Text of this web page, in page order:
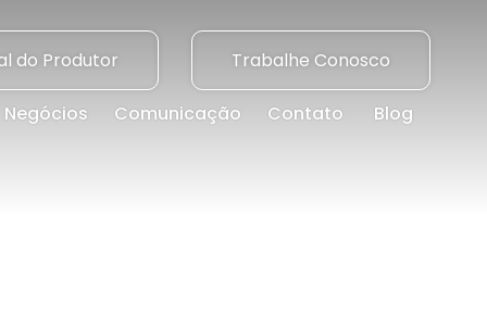
do Produtor Trabalhe Conosco
Negócios Comunicação Contato Blog